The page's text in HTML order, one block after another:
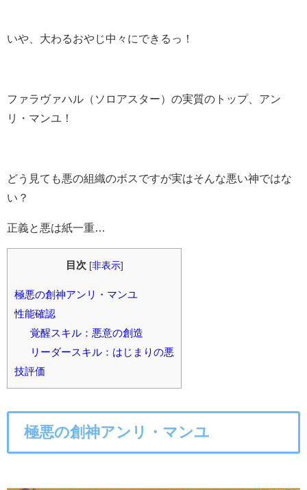
いや、大わるおやじ中々にできるっ！
ファラヴァハル（ソロアスター）の実質のトップ、アン
リ・マンユ！
どう見ても悪の組織のボスですが実はそんな悪い神ではな
い？
正義と悪は紙一重…
目次 [非表示]
極悪の創神アンリ・マンユ
性能確認
覚醒スキル：悪意の創造
リーダースキル：はじまりの悪
技評価
極悪の創神アンリ・マンユ